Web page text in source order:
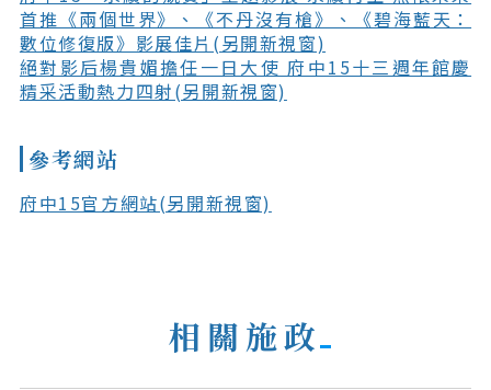
首推《兩個世界》、《不丹沒有槍》、《碧海藍天：
數位修復版》影展佳片(另開新視窗)
絕對影后楊貴媚擔任一日大使 府中15十三週年館慶
精采活動熱力四射(另開新視窗)
參考網站
府中15官方網站(另開新視窗)
相關施政